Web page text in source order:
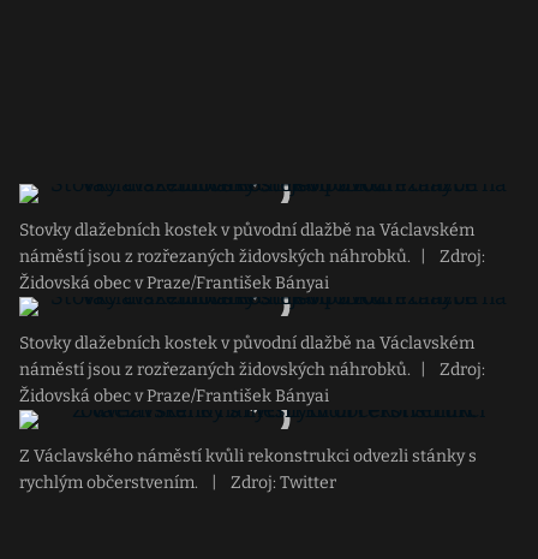
Stovky dlažebních kostek v původní dlažbě na Václavském
náměstí jsou z rozřezaných židovských náhrobků.
Zdroj:
Židovská obec v Praze/František Bányai
Stovky dlažebních kostek v původní dlažbě na Václavském
náměstí jsou z rozřezaných židovských náhrobků.
Zdroj:
Židovská obec v Praze/František Bányai
Z Václavského náměstí kvůli rekonstrukci odvezli stánky s
rychlým občerstvením.
Zdroj: Twitter